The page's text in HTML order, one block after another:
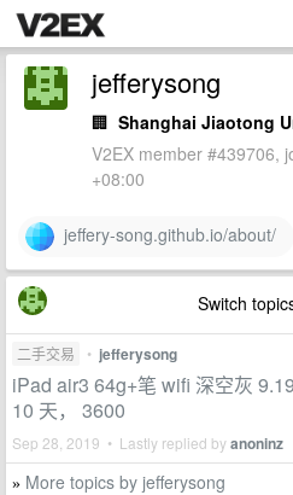
jefferysong
🏢 Shanghai Jiaotong
V2EX member #439706,
+08:00
jeffery-song.github.io/about/
Switch
二手交易 • jefferysong
iPad air3 64g+笔 wifi 深空灰
10 天， 3600
Sep 28, 2019 • Lastly replied byanoninz
» More topics by jefferysong